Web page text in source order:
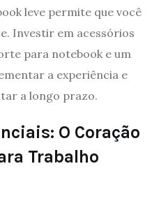
leve permite que você
Investir em acessórios
para notebook e um
a experiência e
a longo prazo.
O Coração
Trabalho